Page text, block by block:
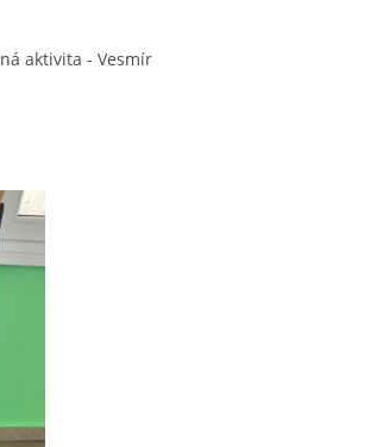
aktivita - Vesmír